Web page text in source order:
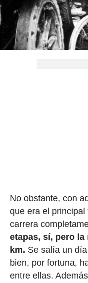
No obstante, con
que era el
carrera
etapas, sí, pero la
km. Se salía un
bien, por fortuna,
entre ellas.